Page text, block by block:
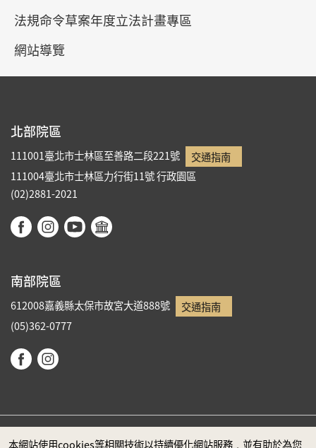
本網站使用cookies等相關技術以持續優化網站服務，並有助於為您
北部院區
111001臺北市士林區至善路二段221號
交通指南
111004臺北市士林區力行街11號行政園區
(02)2881-2021
南部院區
612008嘉義縣太保市故宮大道888號
交通指南
(05)362-0777
法規命令草案年度立法計畫專區
網站導覽